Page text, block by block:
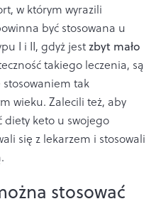
w którym wyrazili
być stosowana u
I i II, gdyż jestzbyt mało
takiego leczenia, są
stosowaniem tak
wieku. Zalecili też, aby
diety keto u swojego
się z lekarzem i stosowali
stosować